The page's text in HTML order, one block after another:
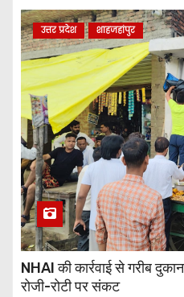
उत्तर प्रदेश शाहजहांपुर
NHAI की कार्रवाई से गरीब
रोजी-रोटी पर संकट